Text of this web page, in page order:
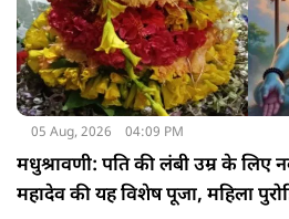
05 Aug, 2026 04:09 PM
मधुश्रावणी: पति की लंबी उम्र के लिए
महादेव की यह विशेष पूजा, महिला